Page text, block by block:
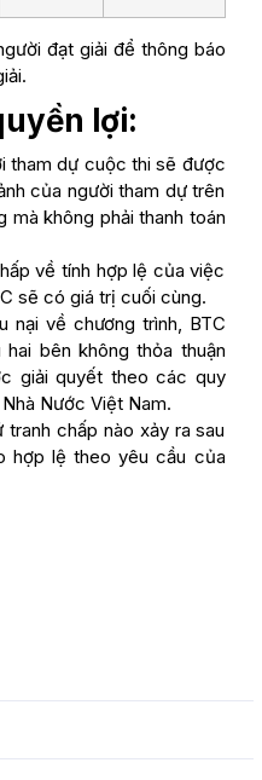
đạt giải để thông báo
lợi:
tham dự cuộc thi sẽ được
của người tham dự trên
mà không phải thanh toán
về tính hợp lệ của việc
sẽ có giá trị cuối cùng.
nại về chương trình, BTC
bên không thỏa thuận
giải quyết theo các quy
Nước Việt Nam.
chấp nào xảy ra sau
hợp lệ theo yêu cầu của